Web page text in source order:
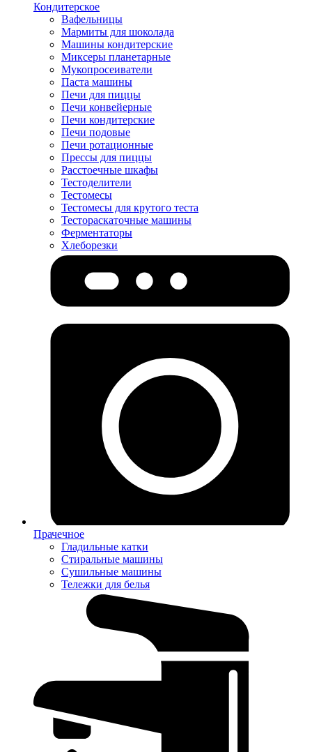
Кондитерское
Вафельницы
Мармиты для шоколада
Машины кондитерские
Миксеры планетарные
Мукопросеиватели
Паста машины
Печи для пиццы
Печи конвейерные
Печи кондитерские
Печи подовые
Печи ротационные
Прессы для пиццы
Расстоечные шкафы
Тестоделители
Тестомесы
Тестомесы для крутого теста
Тестораскаточные машины
Ферментаторы
Хлеборезки
Прачечное
Гладильные катки
Стиральные машины
Сушильные машины
Тележки для белья